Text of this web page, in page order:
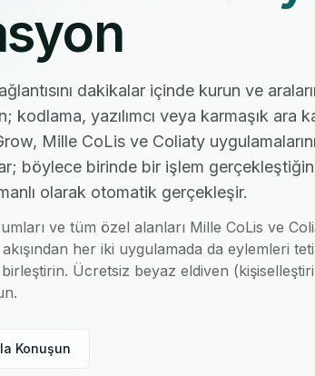
dakikalar içinde kurun ve
kodlama, yazılımcı veya karmaşık ara
Mille CoLis ve Coliaty
böylece birinde bir işlem
olarak otomatik gerçekleşir.
ve tüm özel alanları Mille CoLis ve
her iki uygulamada da eylemleri
Ücretsiz beyaz eldiven
Konuşun